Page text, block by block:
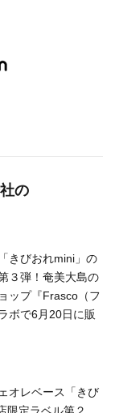
の
きびおれmini」の
３弾！奄美大島の
ップ『Frasco（フ
ボで6月20日に販
オレベース「きび
限定ラベル第２